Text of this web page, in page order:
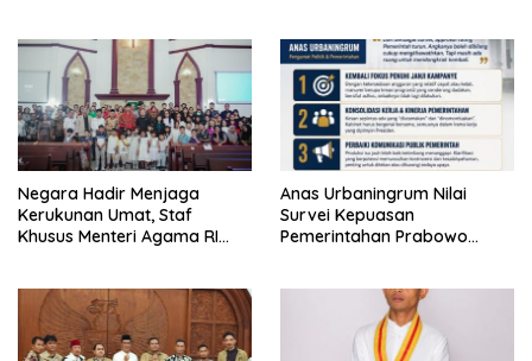
Terlibat Kasus Smart Village
Negara Hadir Menjaga
Kerukunan Umat, Staf
Khusus Menteri Agama RI
Anas Urbaningrum Nilai
Survei Kepuasan
Pemerintahan Prabowo